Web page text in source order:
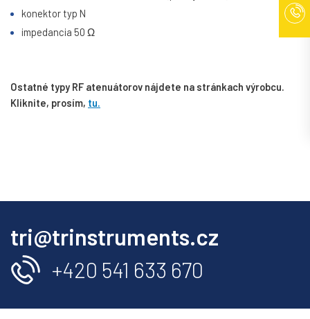
konektor typ N
impedancia 50 Ω
Ostatné typy RF atenuátorov nájdete na stránkach výrobcu.
Kliknite, prosím, tu.
tri@trinstruments.cz
+420 541 633 670